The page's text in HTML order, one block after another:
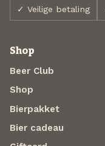
✓ Veilige betaling
Shop
Beer Club
Shop
Bierpakket
Bier cadeau